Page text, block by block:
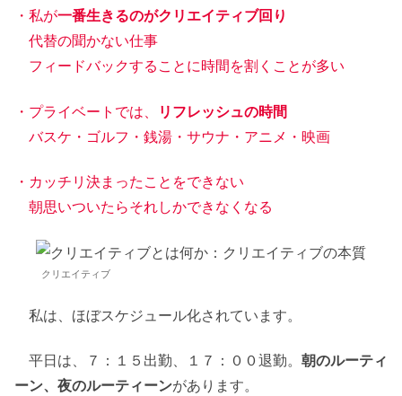
・私が一番生きるのがクリエイティブ回り
代替の聞かない仕事
フィードバックすることに時間を割くことが多い
・プライベートでは、
リフレッシュの時間
バスケ・ゴルフ・銭湯・サウナ・アニメ・映画
・カッチリ決まったことをできない
朝思いついたらそれしかできなくなる
クリエイティブ
私は、ほぼスケジュール化されています。
平日は、７：１５出勤、１７：００退勤。 朝のルーティ
ーン、夜のルーティーンがあります。